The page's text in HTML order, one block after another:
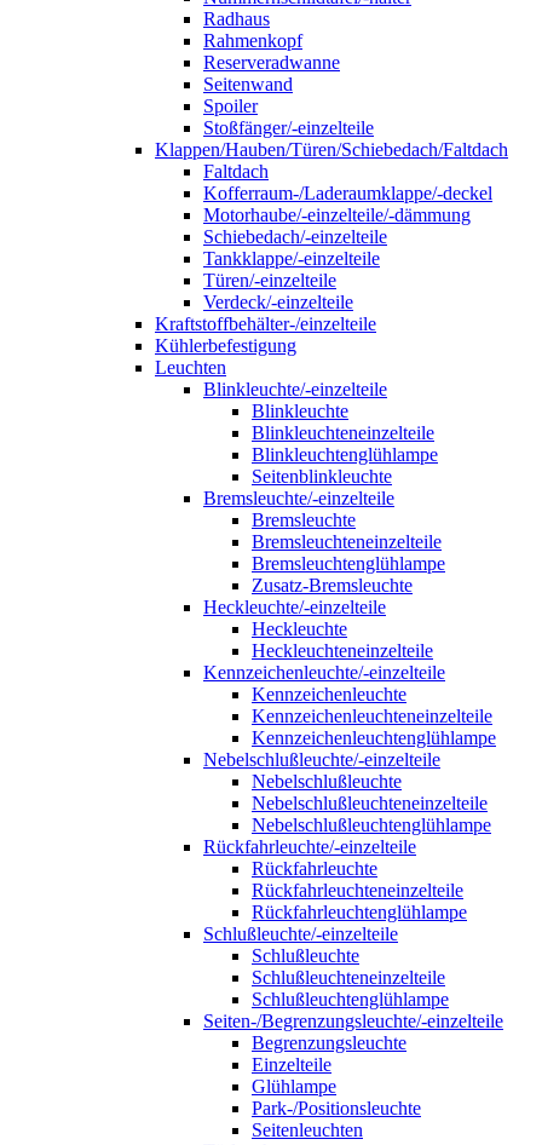
Radhaus
Rahmenkopf
Reserveradwanne
Seitenwand
Spoiler
Stoßfänger/-einzelteile
Klappen/Hauben/Türen/Schiebedach/Faltdach
Faltdach
Kofferraum-/Laderaumklappe/-deckel
Motorhaube/-einzelteile/-dämmung
Schiebedach/-einzelteile
Tankklappe/-einzelteile
Türen/-einzelteile
Verdeck/-einzelteile
Kraftstoffbehälter-/einzelteile
Kühlerbefestigung
Leuchten
Blinkleuchte/-einzelteile
Blinkleuchte
Blinkleuchteneinzelteile
Blinkleuchtenglühlampe
Seitenblinkleuchte
Bremsleuchte/-einzelteile
Bremsleuchte
Bremsleuchteneinzelteile
Bremsleuchtenglühlampe
Zusatz-Bremsleuchte
Heckleuchte/-einzelteile
Heckleuchte
Heckleuchteneinzelteile
Kennzeichenleuchte/-einzelteile
Kennzeichenleuchte
Kennzeichenleuchteneinzelteile
Kennzeichenleuchtenglühlampe
Nebelschlußleuchte/-einzelteile
Nebelschlußleuchte
Nebelschlußleuchteneinzelteile
Nebelschlußleuchtenglühlampe
Rückfahrleuchte/-einzelteile
Rückfahrleuchte
Rückfahrleuchteneinzelteile
Rückfahrleuchtenglühlampe
Schlußleuchte/-einzelteile
Schlußleuchte
Schlußleuchteneinzelteile
Schlußleuchtenglühlampe
Seiten-/Begrenzungsleuchte/-einzelteile
Begrenzungsleuchte
Einzelteile
Glühlampe
Park-/Positionsleuchte
Seitenleuchten